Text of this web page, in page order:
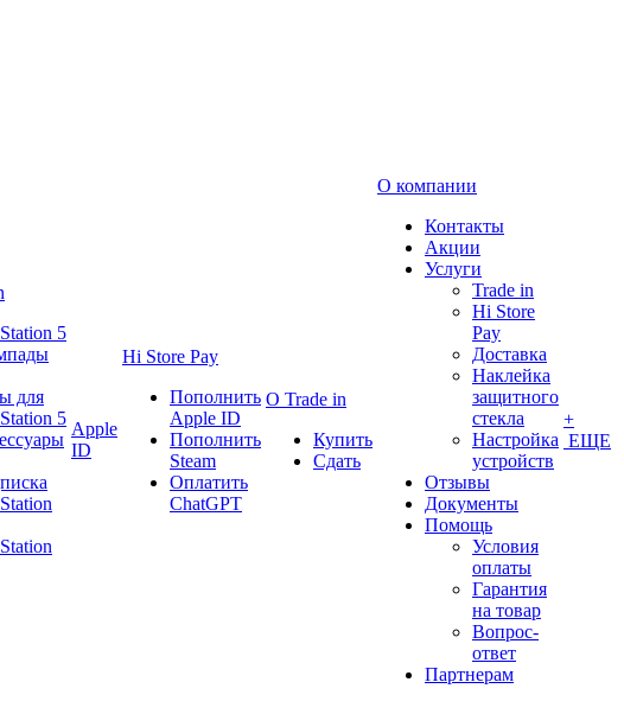
5
для
5
Apple
ID
Hi Store Pay
Пополнить
Apple ID
Пополнить
Steam
Оплатить
ChatGPT
О Trade in
Купить
Сдать
О компании
Контакты
Акции
Услуги
Trade in
Hi Store
Pay
Доставка
Наклейка
защитного
стекла
Настройка
устройств
Отзывы
Документы
Помощь
Условия
оплаты
Гарантия
на товар
Вопрос-
ответ
Партнерам
+
ЕЩЕ